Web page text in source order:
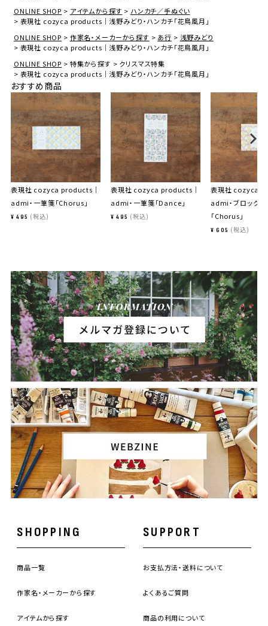
ONLINE SHOP
アイテムから探す
ハンカチ／手ぬぐい
表現社 cozyca products｜浅野みどり・ハンカチ「花鳥風月」
ONLINE SHOP
作家名・メーカーから探す あ行
浅野みどり
表現社 cozyca products｜浅野みどり・ハンカチ「花鳥風月」
ONLINE SHOP
特集から探す
クリスマス特集
表現社 cozyca products｜浅野みどり・ハンカチ「花鳥風月」
おすすめ商品
表現社 cozyca products｜
admi・一筆箋「Chorus」
¥ 495 税込
表現社 cozyca products｜
admi・一筆箋「Dance」
¥ 495 税込
表現社 cozyca
admi・ブロックメ
「Chorus」
¥ 605 税込
SHOPPING
商品一覧
作家名・メーカーから探す
アイテムから探す
SUPPORT
お支払方法・送料について
よくあるご質問
商品の利用について